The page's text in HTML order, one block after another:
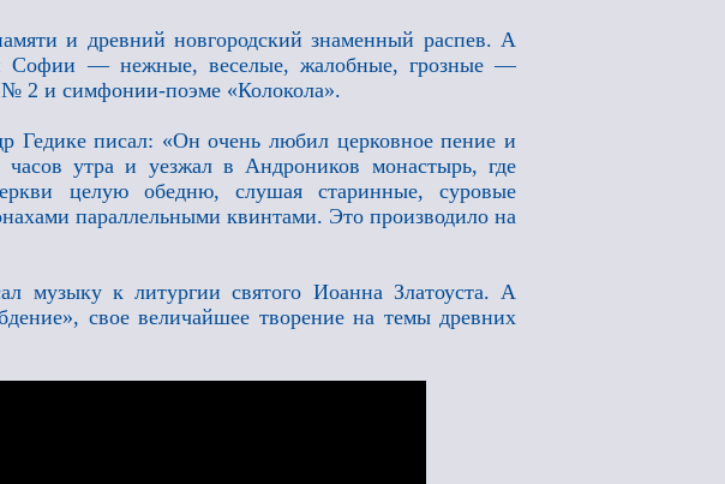
и древний новгородский знаменный распев. А
Софии — нежные, веселые, жалобные, грозные —
№ 2 и симфонии-поэме «Колокола».
Гедике писал: «Он очень любил церковное пение и
утра и уезжал в Андроников монастырь, где
целую обедню, слушая старинные, суровые
параллельными квинтами. Это производило на
музыку к литургии святого Иоанна Златоуста. А
свое величайшее творение на темы древних